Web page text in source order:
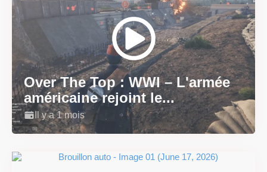
Over The Top : WWI – L'armée
américaine rejoint le...
Il y a 1 mois